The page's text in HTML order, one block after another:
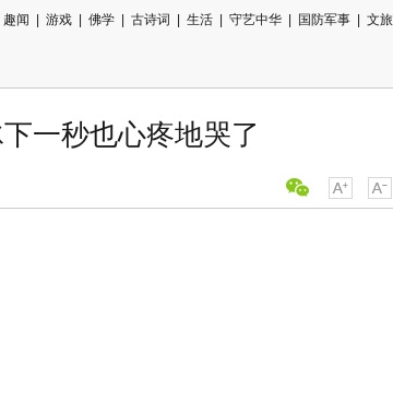
趣闻 游戏 佛学 古诗词 生活 守艺中华 国防军事 文旅
一秒也心疼地哭了